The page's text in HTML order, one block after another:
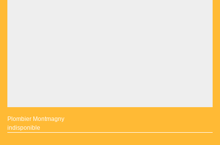
Plombier Montmagny
indisponible